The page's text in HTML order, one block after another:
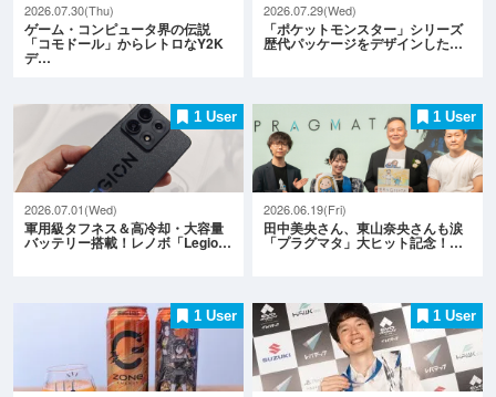
2026.07.30(Thu)
ゲーム・コンピュータ界の伝説
「コモドール」からレトロなY2K
デ…
2026.07.29(Wed)
「ポケットモンスター」シリーズ
歴代パッケージをデザインした…
1 User
2026.07.01(Wed)
軍用級タフネス＆高冷却・大容量
バッテリー搭載！レノボ「Legio…
1 User
2026.06.19(Fri)
田中美央さん、東山奈央さんも涙
「プラグマタ」大ヒット記念！…
1 User 1 User